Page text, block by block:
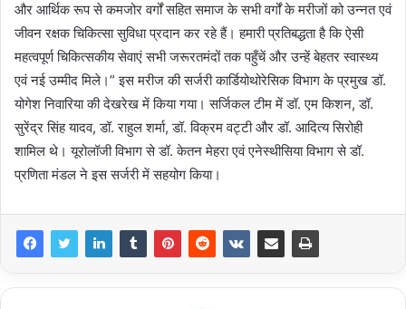
और आर्थिक रूप से कमजोर वर्गों सहित समाज के सभी वर्गों के मरीजों को उन्नत एवं
जीवन रक्षक चिकित्सा सुविधा प्रदान कर रहे हैं। हमारी प्रतिबद्धता है कि ऐसी
महत्वपूर्ण चिकित्सकीय सेवाएं सभी जरूरतमंदों तक पहुँचें और उन्हें बेहतर स्वास्थ्य
एवं नई उम्मीद मिले।” इस मरीज की सर्जरी कार्डियोथोरेसिक विभाग के प्रमुख डॉ.
योगेश निवारिया की देखरेख में किया गया। सर्जिकल टीम में डॉ. एम किशन, डॉ.
सुरेंद्र सिंह यादव, डॉ. राहुल शर्मा, डॉ. विक्रम वट्टी और डॉ. आदित्य सिरोही
शामिल थे। यूरोलॉजी विभाग से डॉ. केतन मेहरा एवं एनेस्थीसिया विभाग से डॉ.
प्रणिता मंडल ने इस सर्जरी में सहयोग किया।